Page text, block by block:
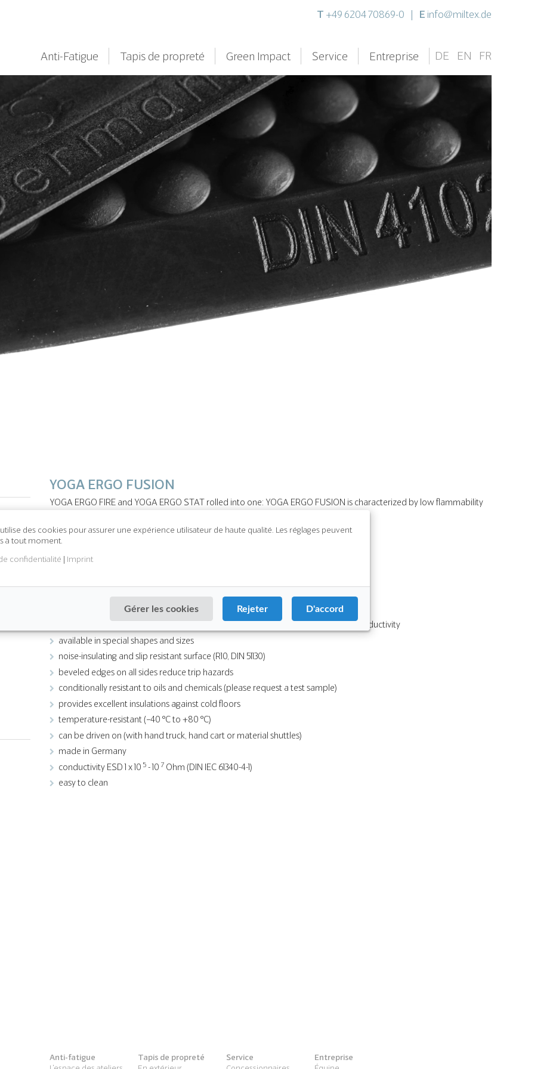
T +49 6204 70869-0 E info@miltex.de
Anti-Fatigue Tapis de propreté Green Impact Service Entreprise DE EN FR
Settings
YOGA ERGO FUSION
YOGA ERGO FIRE and YOGA ERGO STAT rolled into one: YOGA ERGO FUSION is characterized by low flammability
Applications
assembly lines
workstations at machinery
The benefits at a glance
silicone-free and fireproof workplace mat (Cfl-S1, DIN EN 13501-1) with very good conductivity
available in special shapes and sizes
noise-insulating and slip resistant surface (R10, DIN 51130)
beveled edges on all sides reduce trip hazards
conditionally resistant to oils and chemicals (please request a test sample)
provides excellent insulations against cold floors
temperature-resistant (−40 °C to +80 °C)
can be driven on (with hand truck, hand cart or material shuttles)
made in Germany
conductivity ESD 1 x 10 5- 10 7Ohm (DIN IEC 61340-4-1)
easy to clean
Anti-fatigue Tapis de propreté Service Entreprise
des cookies pour assurer une expérience utilisateur de haute qualité. Les réglages peuvent
à tout moment.
confidentialité | Imprint
Gérer les cookies Rejeter D'accord